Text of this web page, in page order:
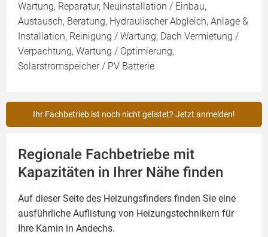
Wartung, Reparatur, Neuinstallation / Einbau,
Austausch, Beratung, Hydraulischer Abgleich, Anlage &
Installation, Reinigung / Wartung, Dach Vermietung /
Verpachtung, Wartung / Optimierung,
Solarstromspeicher / PV Batterie
Ihr Fachbetrieb ist noch nicht gelistet? Jetzt anmelden!
Regionale Fachbetriebe mit
Kapazitäten in Ihrer Nähe finden
Auf dieser Seite des Heizungsfinders finden Sie eine
ausführliche Auflistung von Heizungstechnikern für
Ihre Kamin in Andechs.